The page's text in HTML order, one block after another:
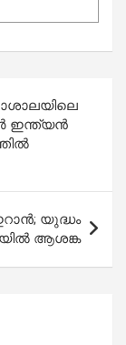
ഇന്ത്യന്‍
യുദ്ധം
ആശങ്ക